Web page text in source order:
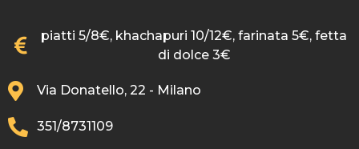
piatti 5/8€, khachapuri 10/12€, farinata 5€, fetta
di dolce 3€
Via Donatello, 22 - Milano
351/8731109